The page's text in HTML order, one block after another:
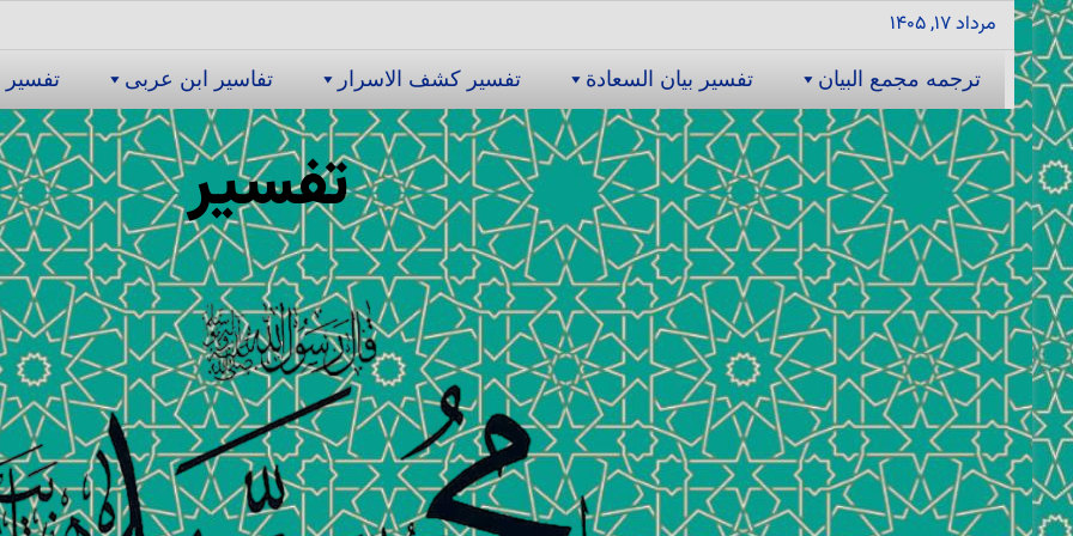
مرداد ۱۷, ۱۴۰۵
ترجمه مجمع البیان تفسیر بیان السعادة تفسیر كشف الاسرار تفاسیر ابن عربى تفسیر
تفسیر